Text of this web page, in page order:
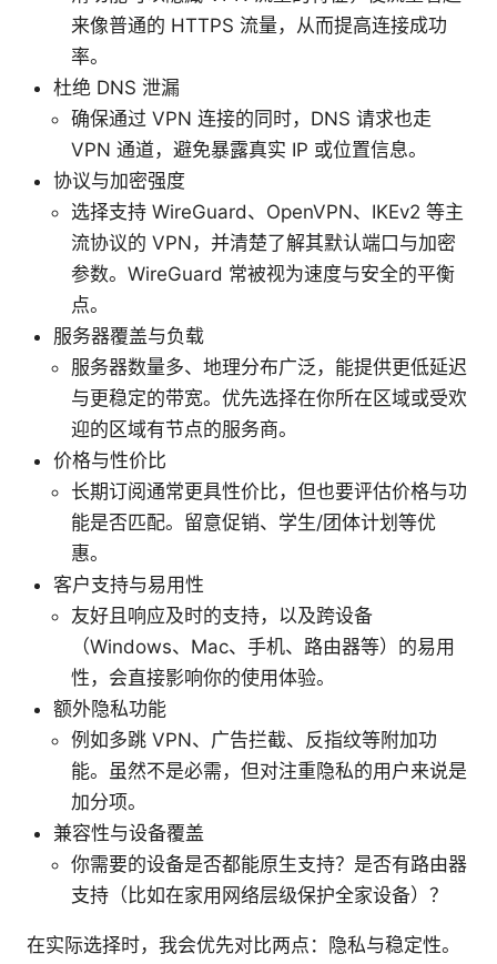
来像普通的 HTTPS 流量，从而提高连接成功
率。
杜绝 DNS 泄漏
确保通过 VPN 连接的同时，DNS 请求也走
VPN 通道，避免暴露真实 IP 或位置信息。
协议与加密强度
选择支持 WireGuard、OpenVPN、IKEv2 等主
流协议的 VPN，并清楚了解其默认端口与加密
参数。WireGuard 常被视为速度与安全的平衡
点。
服务器覆盖与负载
服务器数量多、地理分布广泛，能提供更低延迟
与更稳定的带宽。优先选择在你所在区域或受欢
迎的区域有节点的服务商。
价格与性价比
长期订阅通常更具性价比，但也要评估价格与功
能是否匹配。留意促销、学生/团体计划等优
惠。
客户支持与易用性
友好且响应及时的支持，以及跨设备
（Windows、Mac、手机、路由器等）的易用
性，会直接影响你的使用体验。
额外隐私功能
例如多跳 VPN、广告拦截、反指纹等附加功
能。虽然不是必需，但对注重隐私的用户来说是
加分项。
兼容性与设备覆盖
你需要的设备是否都能原生支持？是否有路由器
支持（比如在家用网络层级保护全家设备）？
在实际选择时，我会优先对比两点：隐私与稳定性。